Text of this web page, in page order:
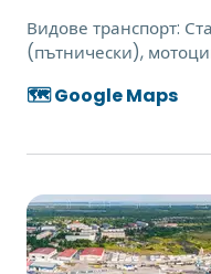
Видове транспорт:
(пътнически),
🗺️ Google Maps